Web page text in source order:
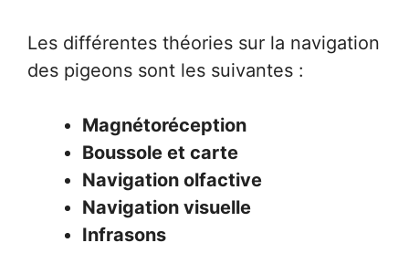
Les différentes théories sur la navigation
des pigeons sont les suivantes :
Magnétoréception
Boussole et carte
Navigation olfactive
Navigation visuelle
Infrasons